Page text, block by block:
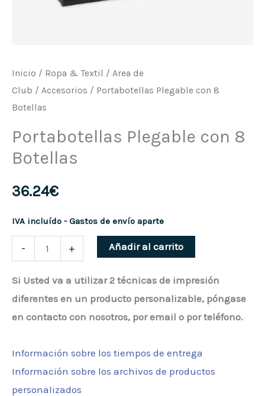
Inicio / Ropa & Textil / Area de
Club / Accesorios / Portabotellas Plegable con 8
Botellas
Portabotellas Plegable con 8
Botellas
36.24€
IVA incluído - Gastos de envío aparte
-
Portabotellas
Plegable
con
8
Botellas
+ Añadir al carrito
Si Usted va a utilizar 2 técnicas de impresión
diferentes en un producto personalizable, póngase
en contacto con nosotros, por email o por teléfono.
Información sobre los tiempos de entrega
Información sobre los archivos de productos
personalizados